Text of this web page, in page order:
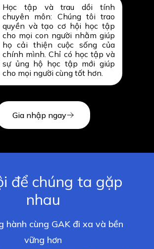
Học tập và trau dồi tính
chuyên môn: Chúng tôi trao
quyền và tạo cơ hội học tập
cho mọi con người nhằm giúp
họ cải thiện cuộc sống của
chính mình. Chỉ có học tập và
sự ủng hộ học tập mới giúp
cho mọi người cùng tốt hơn.
Gia nhập ngay
để chúng ta gặp
nhau
hành cùng GAK đi xa và bền
vững hơn